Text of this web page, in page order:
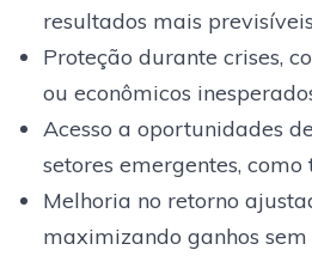
resultados mais
Proteção durante crises,
ou econômicos
Acesso a oportunidades
setores emergentes,
Melhoria no retorno
maximizando ganhos